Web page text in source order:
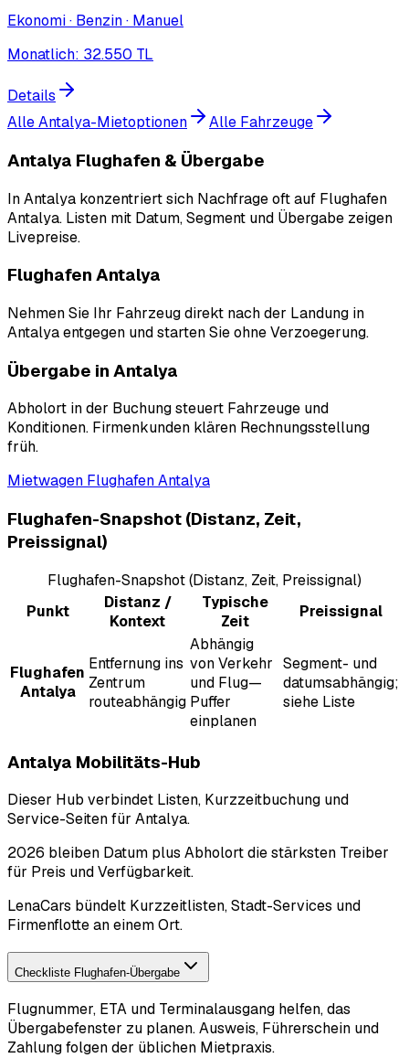
Ekonomi · Benzin · Manuel
Monatlich: 32.550 TL
Details
Alle Antalya-Mietoptionen
Alle Fahrzeuge
Antalya Flughafen & Übergabe
In Antalya konzentriert sich Nachfrage oft auf Flughafen
Antalya. Listen mit Datum, Segment und Übergabe zeigen
Livepreise.
Flughafen Antalya
Nehmen Sie Ihr Fahrzeug direkt nach der Landung in
Antalya entgegen und starten Sie ohne Verzoegerung.
Übergabe in Antalya
Abholort in der Buchung steuert Fahrzeuge und
Konditionen. Firmenkunden klären Rechnungsstellung
früh.
Mietwagen Flughafen Antalya
Flughafen-Snapshot (Distanz, Zeit,
Preissignal)
Flughafen-Snapshot (Distanz, Zeit, Preissignal)
Punkt
Distanz /
Kontext
Typische
Zeit
Preissignal
Flughafen
Antalya
Entfernung ins
Zentrum
routeabhängig
Abhängig
von Verkehr
und Flug—
Puffer
einplanen
Segment- und
datumsabhängig;
siehe Liste
Antalya Mobilitäts-Hub
Dieser Hub verbindet Listen, Kurzzeitbuchung und
Service-Seiten für Antalya.
2026 bleiben Datum plus Abholort die stärksten Treiber
für Preis und Verfügbarkeit.
LenaCars bündelt Kurzzeitlisten, Stadt-Services und
Firmenflotte an einem Ort.
Checkliste Flughafen-Übergabe
Flugnummer, ETA und Terminalausgang helfen, das
Übergabefenster zu planen. Ausweis, Führerschein und
Zahlung folgen der üblichen Mietpraxis.